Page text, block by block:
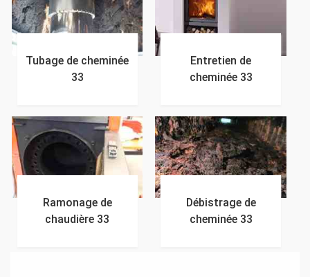
Tubage de cheminée
33
Entretien de
cheminée 33
Ramonage de
chaudière 33
Débistrage de
cheminée 33